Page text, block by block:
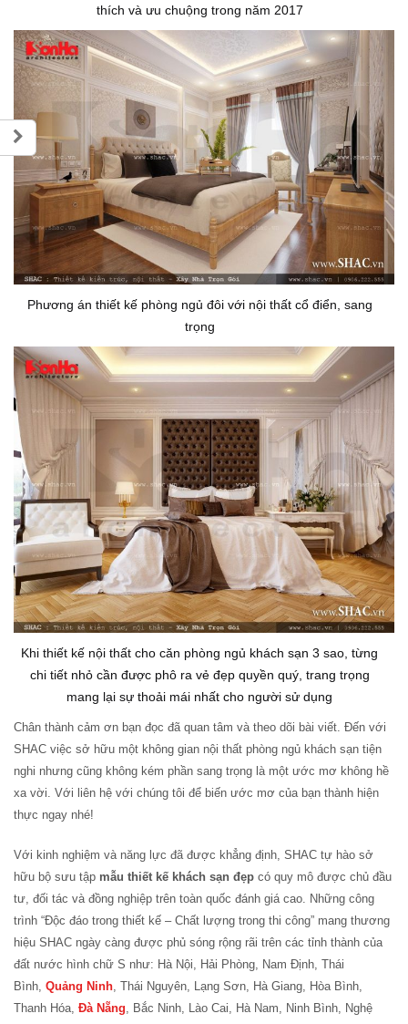
thích và ưu chuộng trong năm 2017
Phương án thiết kế phòng ngủ đôi với nội thất cổ điển, sang
trọng
Khi thiết kế nội thất cho căn phòng ngủ khách sạn 3 sao, từng
chi tiết nhỏ cần được phô ra vẻ đẹp quyền quý, trang trọng
mang lại sự thoải mái nhất cho người sử dụng
Chân thành cảm ơn bạn đọc đã quan tâm và theo dõi bài viết. Đến với
SHAC việc sở hữu một không gian nội thất phòng ngủ khách sạn tiện
nghi nhưng cũng không kém phần sang trọng là một ước mơ không hề
xa vời. Với liên hệ với chúng tôi để biến ước mơ của bạn thành hiện
thực ngay nhé!
Với kinh nghiệm và năng lực đã được khẳng định, SHAC tự hào sở
hữu bộ sưu tập mẫu thiết kế khách sạn đẹp có quy mô được chủ đầu
tư, đối tác và đồng nghiệp trên toàn quốc đánh giá cao. Những công
trình “Độc đáo trong thiết kế – Chất lượng trong thi công” mang thương
hiệu SHAC ngày càng được phủ sóng rộng rãi trên các tỉnh thành của
đất nước hình chữ S như: Hà Nội, Hải Phòng, Nam Định, Thái
Bình, Quảng Ninh , Thái Nguyên, Lạng Sơn, Hà Giang, Hòa Bình,
Thanh Hóa, Đà Nẵng , Bắc Ninh, Lào Cai, Hà Nam, Ninh Bình, Nghệ